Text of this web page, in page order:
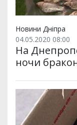
Новини Дніпра
04.05.2020 08:00
На
ночи